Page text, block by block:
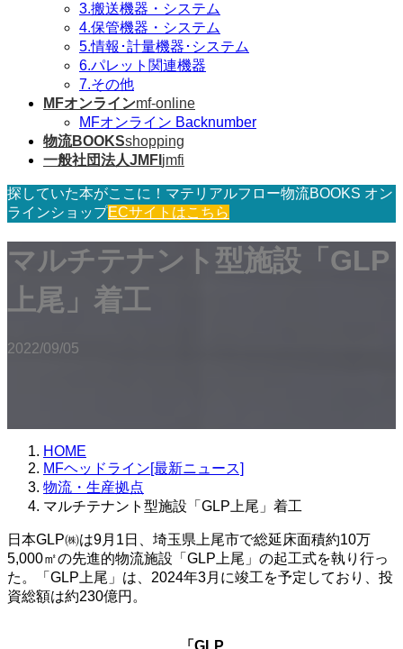
3.搬送機器・システム
4.保管機器・システム
5.情報･計量機器･システム
6.パレット関連機器
7.その他
MFオンラインmf-online
MFオンライン Backnumber
物流BOOKSshopping
一般社団法人JMFI jmfi
探していた本がここに！マテリアルフロー物流BOOKS オン
ラインショップECサイトはこちら
マルチテナント型施設「GLP
上尾」着工
2022/09/05
HOME
MFヘッドライン[最新ニュース]
物流・生産拠点
マルチテナント型施設「GLP上尾」着工
日本GLP㈱は9月1日、埼玉県上尾市で総延床面積約10万
5,000㎡の先進的物流施設「GLP上尾」の起工式を執り行っ
た。「GLP上尾」は、2024年3月に竣工を予定しており、投
資総額は約230億円。